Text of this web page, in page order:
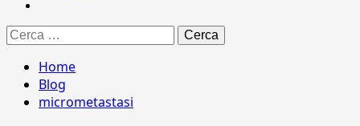
Ricerca
per:
Home
Blog
micrometastasi